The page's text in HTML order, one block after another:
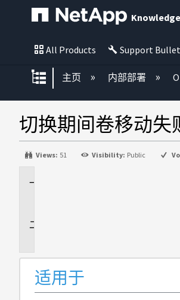
All Products Support
扩展/隐缩全局层次
主页 内部部署
切换期间卷移动失
Views: 51 Visibility: Public
适用于